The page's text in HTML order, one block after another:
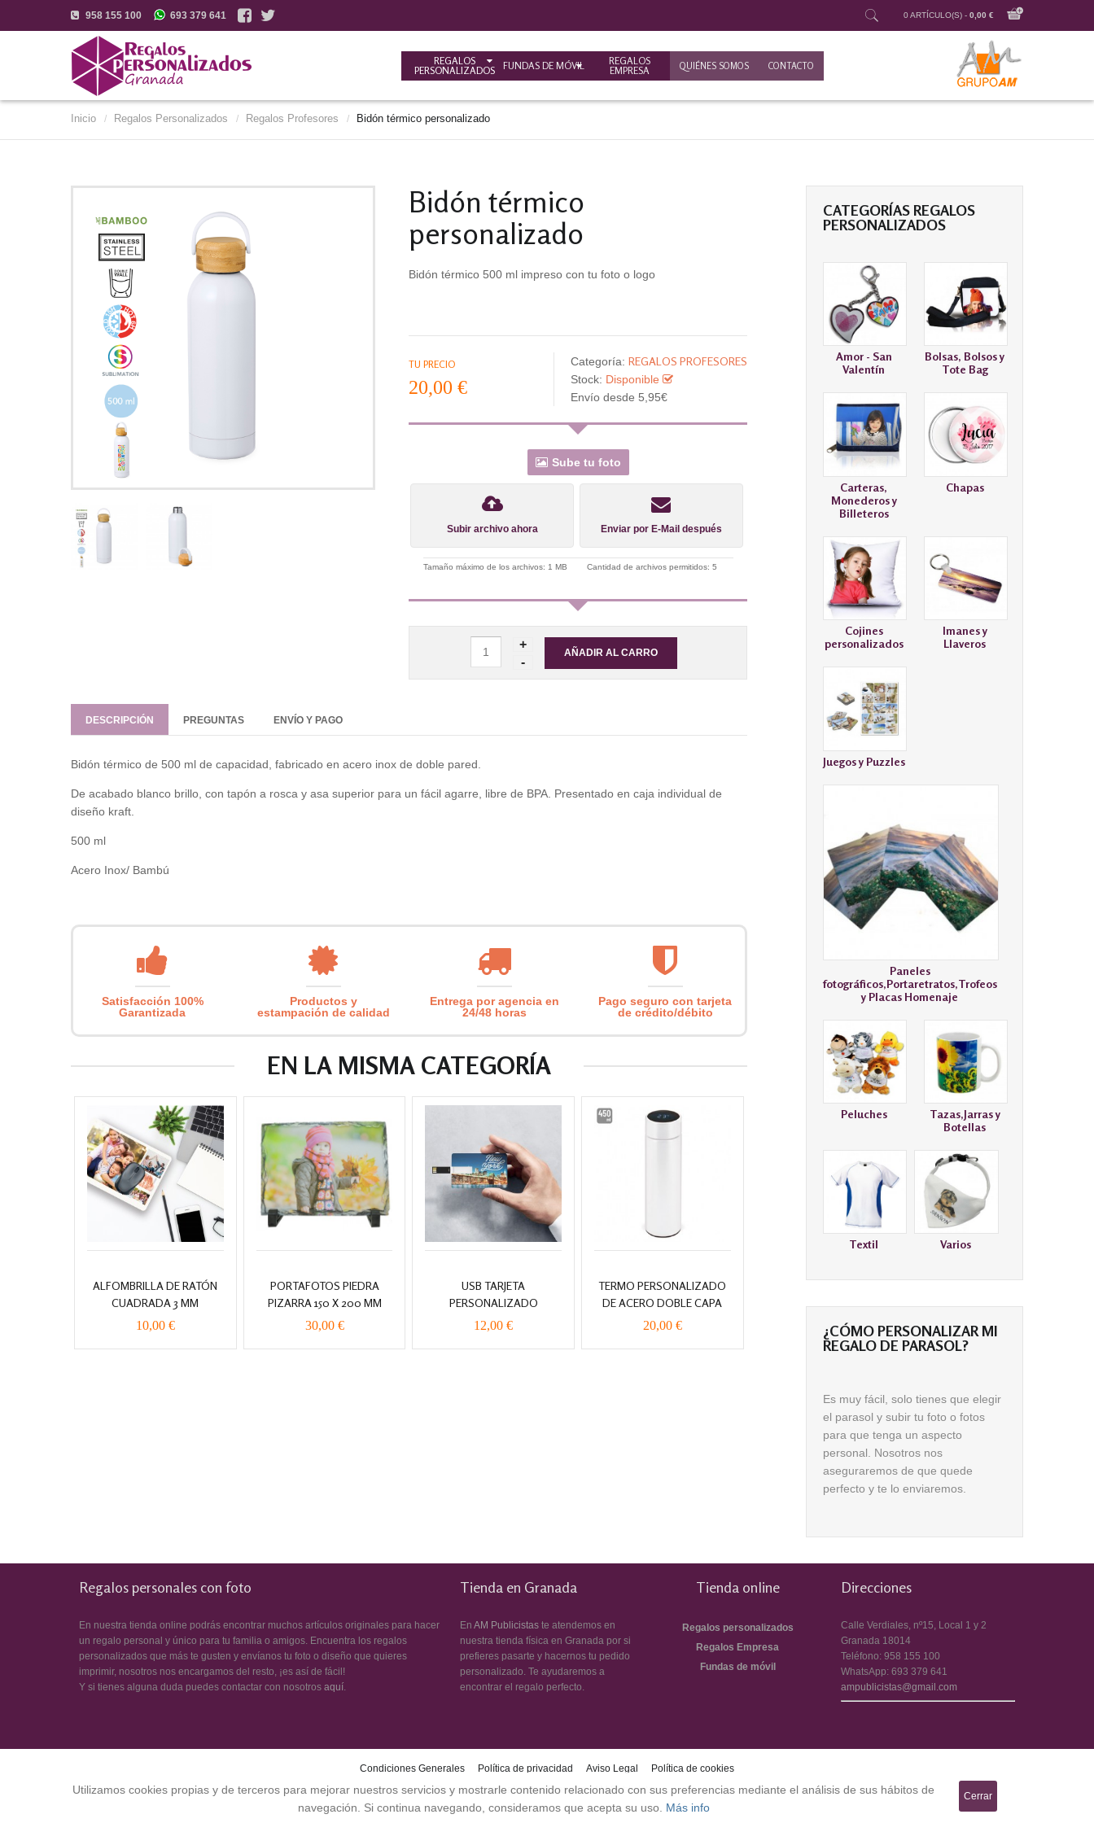
958 155 100 693 379 641 0 ARTÍCULO(S) - 0,00 €
REGALOS
PERSONALIZADOS
FUNDAS DE MÓVIL
REGALOS
EMPRESA
QUIÉNES SOMOS CONTACTO
Inicio / Regalos Personalizados / Regalos Profesores / Bidón térmico personalizado
Bidón térmico
personalizado
Bidón térmico 500 ml impreso con tu foto o logo
TU PRECIO
20,00 €
Categoría: REGALOS PROFESORES
Stock: Disponible
Envío desde 5,95€
Sube tu foto
Subir archivo ahora Enviar por E-Mail después
Tamaño máximo de los archivos: 1 MB Cantidad de archivos permitidos: 5
DESCRIPCIÓN PREGUNTAS ENVÍO Y PAGO
Bidón térmico de 500 ml de capacidad, fabricado en acero inox de doble pared.
De acabado blanco brillo, con tapón a rosca y asa superior para un fácil agarre, libre de BPA. Presentado en caja individual de
diseño kraft.
500 ml
Acero Inox/ Bambú
Satisfacción 100%
Garantizada
Productos y
estampación de calidad
Entrega por agencia en
24/48 horas
Pago seguro con tarjeta
de crédito/débito
EN LA MISMA CATEGORÍA
ALFOMBRILLA DE RATÓN
CUADRADA 3 MM
10,00 €
PORTAFOTOS PIEDRA
PIZARRA 150 X 200 MM
30,00 €
USB TARJETA
PERSONALIZADO
12,00 €
TERMO PERSONALIZADO
DE ACERO DOBLE CAPA
20,00 €
CATEGORÍAS REGALOS
PERSONALIZADOS
Amor - San
Valentín
Bolsas, Bolsos y
Tote Bag
Carteras,
Monederos y
Billeteros
Chapas
Cojines
personalizados
Imanes y
Llaveros
Juegos y Puzzles
Paneles
fotográficos,Portaretratos,Trofeos
y Placas Homenaje
Peluches
Tazas,Jarras y
Botellas
Textil Varios
¿CÓMO PERSONALIZAR MI
REGALO DE PARASOL?
Es muy fácil, solo tienes que elegir
el parasol y subir tu foto o fotos
para que tenga un aspecto
personal. Nosotros nos
aseguraremos de que quede
perfecto y te lo enviaremos.
Regalos personales con foto
En nuestra tienda online podrás encontrar muchos artículos originales para hacer
un regalo personal y único para tu familia o amigos. Encuentra los regalos
personalizados que más te gusten y envíanos tu foto o diseño que quieres
imprimir, nosotros nos encargamos del resto, ¡es así de fácil!
Y si tienes alguna duda puedes contactar con nosotros aquí.
Tienda en Granada
En AM Publicistas te atendemos en
nuestra tienda física en Granada por si
prefieres pasarte y hacernos tu pedido
personalizado. Te ayudaremos a
encontrar el regalo perfecto.
Tienda online
Regalos personalizados
Regalos Empresa
Fundas de móvil
Direcciones
Calle Verdiales, nº15, Local 1 y 2
Granada 18014
Teléfono: 958 155 100
WhatsApp: 693 379 641
ampublicistas@gmail.com
Condiciones Generales Política de privacidad Aviso Legal
Política de cookies
Regalos Personalizados Granada - AM Publicistas
Utilizamos cookies propias y de terceros para mejorar nuestros servicios y mostrarle contenido relacionado con sus preferencias mediante el análisis de sus hábitos de
navegación. Si continua navegando, consideramos que acepta su uso. Más info
Cerrar